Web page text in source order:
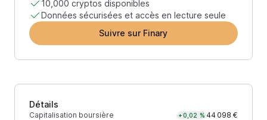
10,000 cryptos disponibles
Données sécurisées et accès en lecture seule
Suivre sur Finary
Détails
Capitalisation boursière +0,02 % 44 098 €